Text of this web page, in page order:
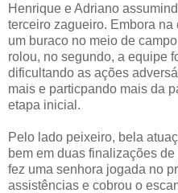
Henrique e Adriano
terceiro zagueiro. Embora
um buraco no meio de
rolou, no segundo, a equipe
dificultando as ações
mais e particpando mais da
etapa inicial.
Pelo lado peixeiro, bela
bem em duas finalizações
fez uma senhora jogada no
assistências e cobrou o